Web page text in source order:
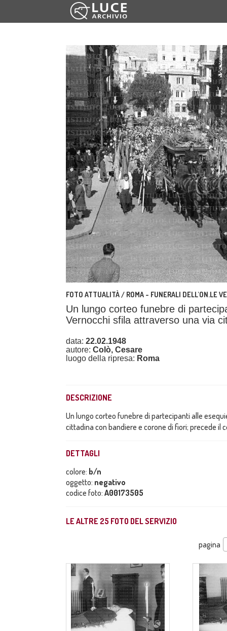
FOTO ATTUALITÀ / ROMA - FUNERALI DELL'ON.LE
Un lungo corteo funebre di
Vernocchi sfila attraverso una via
data: 22.02.1948
autore: Colò, Cesare
luogo della ripresa: Roma
DESCRIZIONE
Un lungo corteo funebre di partecipanti alle
cittadina con bandiere e corone di fiori; precede
DETTAGLI
colore: b/n
oggetto: negativo
codice foto: A00173505
LE ALTRE 25 FOTO DEL SERVIZIO
pagina